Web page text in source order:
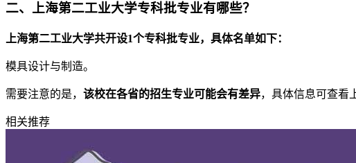
二、上海第二工业大学专科批专业有哪些？
上海第二工业大学共开设1个专科批专业，具体名单如下：
模具设计与制造。
需要注意的是， 该校在各省的招生专业可能会有差异，具体信息可查看
相关推荐